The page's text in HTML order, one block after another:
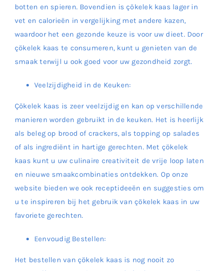
botten en spieren. Bovendien is çökelek kaas lager in
vet en calorieën in vergelijking met andere kazen,
waardoor het een gezonde keuze is voor uw dieet. Door
çökelek kaas te consumeren, kunt u genieten van de
smaak terwijl u ook goed voor uw gezondheid zorgt.
Veelzijdigheid in de Keuken:
Çökelek kaas is zeer veelzijdig en kan op verschillende
manieren worden gebruikt in de keuken. Het is heerlijk
als beleg op brood of crackers, als topping op salades
of als ingrediënt in hartige gerechten. Met çökelek
kaas kunt u uw culinaire creativiteit de vrije loop laten
en nieuwe smaakcombinaties ontdekken. Op onze
website bieden we ook receptideeën en suggesties om
u te inspireren bij het gebruik van çökelek kaas in uw
favoriete gerechten.
Eenvoudig Bestellen:
Het bestellen van çökelek kaas is nog nooit zo